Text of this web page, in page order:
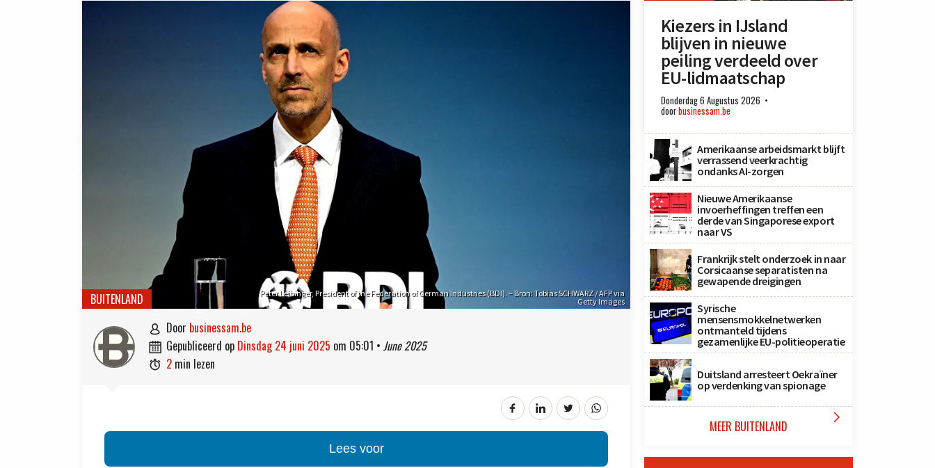
Peter Leibinger, President of the Federation of German Industries (BDI). – Bron: Tobias SCHWARZ / AFP via
Getty Images
BUITENLAND
 door businessam.be
 gepubliceerd op dinsdag 24 juni 2025 om 05:01 • June 2025
 2 min lezen
Lees voor
Kiezers in IJsland
blijven in nieuwe
peiling verdeeld over
EU-lidmaatschap
Donderdag 6 Augustus 2026
doorbusinessam.be
Amerikaanse arbeidsmarkt blijft
verrassend veerkrachtig
ondanks AI-zorgen
Nieuwe Amerikaanse
invoerheffingen treffen een
derde van Singaporese export
naar VS
Frankrijk stelt onderzoek in naar
Corsicaanse separatisten na
gewapende dreigingen
Syrische
mensensmokkelnetwerken
ontmanteld tijdens
gezamenlijke EU-politieoperatie
Duitsland arresteert Oekraïner
op verdenking van spionage
MEER BUITENLAND 